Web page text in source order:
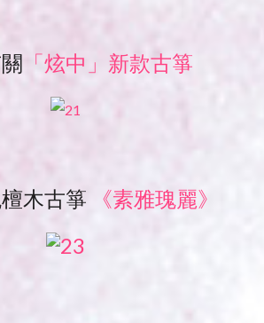
「炫中」新款古箏
木古箏 《素雅瑰麗》